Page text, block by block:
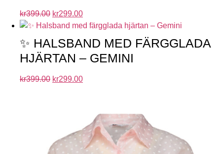
kr399.00 kr299.00
✨ HALSBAND MED FÄRGGLADA
HJÄRTAN – GEMINI
kr399.00 kr299.00